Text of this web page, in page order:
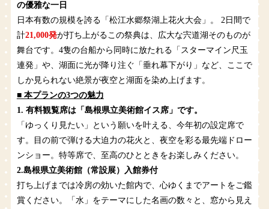
の優雅な一日
日本有数の規模を誇る「松江水郷祭湖上花火大会」。 2日間で
計21,000発が打ち上がるこの祭典は、広大な宍道湖そのものが
舞台です。4隻の台船から同時に放たれる「スターマイン尺玉
連発」や、湖面に光が降り注ぐ「垂れ幕下がり」など、ここで
しか見られない絶景が夜空と湖面を染め上げます。
■ 本プランの3つの魅力
1. 有料観覧席は「島根県立美術館イス席」です。
「ゆっくり見たい」という願いを叶える、今年初の設定席で
す。目の前で弾ける大迫力の花火と、夜空を彩る最先端ドロー
ンショー。特等席で、至高のひとときをお楽しみください。
2.島根県立美術館（常設展）入館券付
打ち上げまでは冷房の効いた館内で、心ゆくまでアートをご鑑
賞ください。「水」をテーマにした名画の数々と、窓から見え